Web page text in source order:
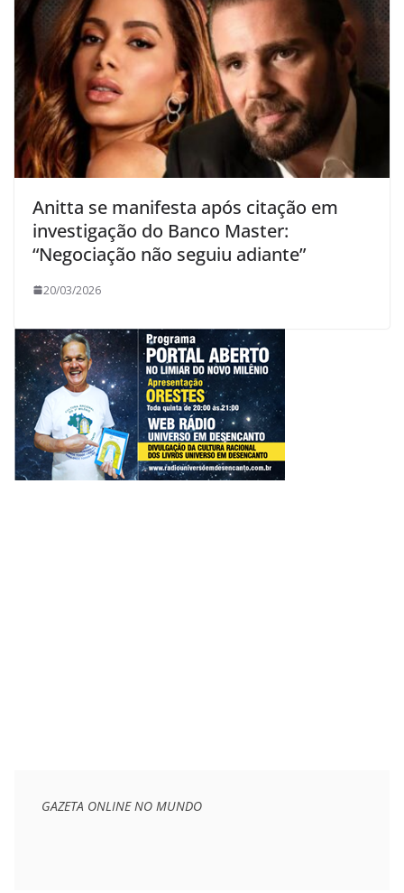
Anitta se manifesta após citação em
investigação do Banco Master:
“Negociação não seguiu adiante”
20/03/2026
GAZETA ONLINE NO MUNDO